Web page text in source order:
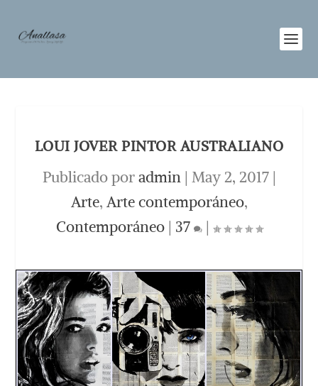
LOUI JOVER PINTOR AUSTRALIANO
Publicado poradmin| May 2, 2017|
Arte, Arte contemporáneo,
Contemporáneo| 37 |